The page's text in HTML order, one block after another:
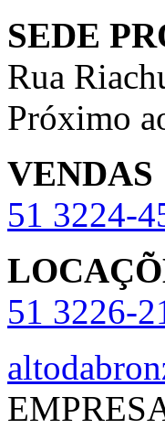
SEDE
Rua
Próximo
VENDAS
51 3224-
51 3226-